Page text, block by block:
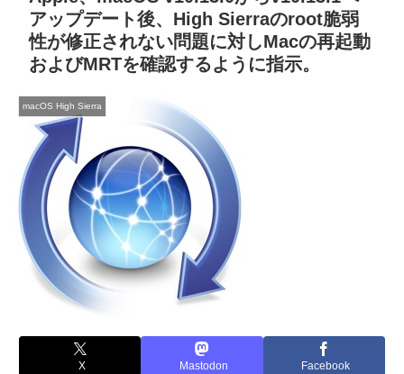
アップデート後、High Sierraのroot脆弱
性が修正されない問題に対しMacの再起動
およびMRTを確認するように指示。
macOS High Sierra
X Mastodon Facebook